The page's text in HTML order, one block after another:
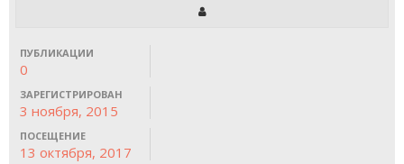
ПУБЛИКАЦИИ
0
ЗАРЕГИСТРИРОВАН
3 ноября, 2015
ПОСЕЩЕНИЕ
13 октября, 2017